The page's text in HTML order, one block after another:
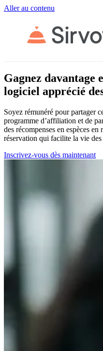
Aller au contenu
Gagnez davantage
logiciel apprécié
Soyez rémunéré pour partager
programme d’affiliation et de
des récompenses en espèces
réservation qui facilite la vie des
Inscrivez-vous dès maintenant